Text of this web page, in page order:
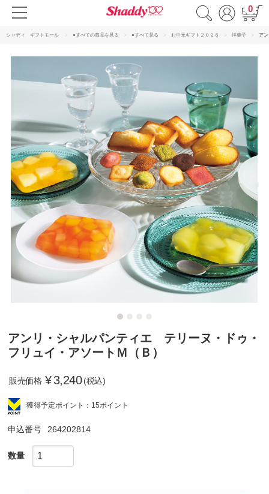
0
シャディ ギフトモール ●すべての商品を見る ●すべて見る お中元ギフト２０２６ 洋菓子 ア
アンリ・シャルパンティエ テリーヌ・ドゥ・
フリュイ・アソートＭ（Ｂ）
販売価格 ¥3,240 (税込)
獲得予定ポイント：15ポイント
申込番号 264202814
数量